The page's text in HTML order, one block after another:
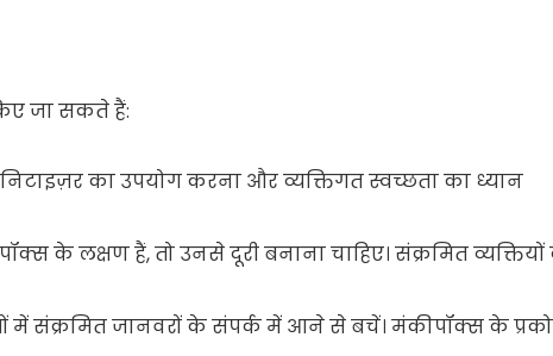
जा सकते हैं:
का उपयोग करना और व्यक्तिगत स्वच्छता का ध्यान
के लक्षण हैं, तो उनसे दूरी बनाना चाहिए। संक्रमित
में संक्रमित जानवरों के संपर्क में आने से बचें। मंकीपॉक्स के